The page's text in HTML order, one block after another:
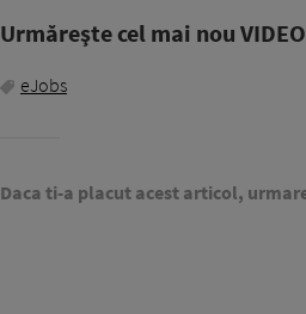
Urmăreşte cel mai nou
eJobs
Daca ti-a placut acest articol,